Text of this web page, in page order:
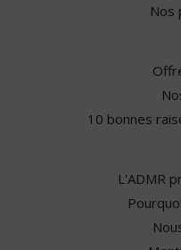
Nos
10 bonnes
L'ADMR